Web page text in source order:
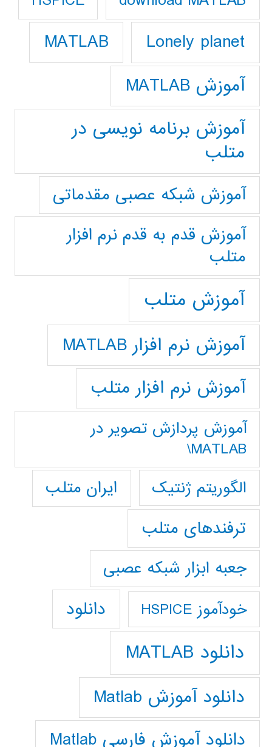
Lonely planet
MATLAB
آموزش MATLAB
آموزش برنامه نویسی در
متلب
آموزش شبکه عصبی مقدماتی
آموزش قدم به قدم نرم افزار
متلب
آموزش متلب
آموزش نرم افزار MATLAB
آموزش نرم افزار متلب
آموزش پردازش تصوير در
MATLAB\
الگوریتم ژنتیک
ایران متلب
ترفندهای متلب
جعبه ابزار شبکه عصبی
خودآموز HSPICE دانلود
دانلود MATLAB
دانلود آموزش Matlab
دانلود آموزش فارسي Matlab